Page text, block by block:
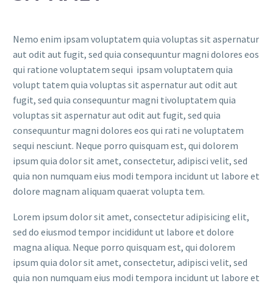
Nemo enim ipsam voluptatem quia voluptas sit aspernatur
aut odit aut fugit, sed quia consequuntur magni dolores eos
qui ratione voluptatem sequi ipsam voluptatem quia
volupt tatem quia voluptas sit aspernatur aut odit aut
fugit, sed quia consequuntur magni tivoluptatem quia
voluptas sit aspernatur aut odit aut fugit, sed quia
consequuntur magni dolores eos qui rati ne voluptatem
sequi nesciunt. Neque porro quisquam est, qui dolorem
ipsum quia dolor sit amet, consectetur, adipisci velit, sed
quia non numquam eius modi tempora incidunt ut labore et
dolore magnam aliquam quaerat volupta tem.
Lorem ipsum dolor sit amet, consectetur adipisicing elit,
sed do eiusmod tempor incididunt ut labore et dolore
magna aliqua. Neque porro quisquam est, qui dolorem
ipsum quia dolor sit amet, consectetur, adipisci velit, sed
quia non numquam eius modi tempora incidunt ut labore et